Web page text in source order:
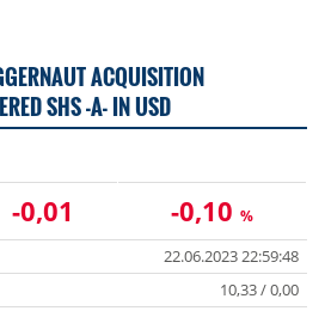
ACQUISITION
SHS -A- IN USD
-0,01 -0,10 %
22.06.2023 22:59:48
10,33 / 0,00